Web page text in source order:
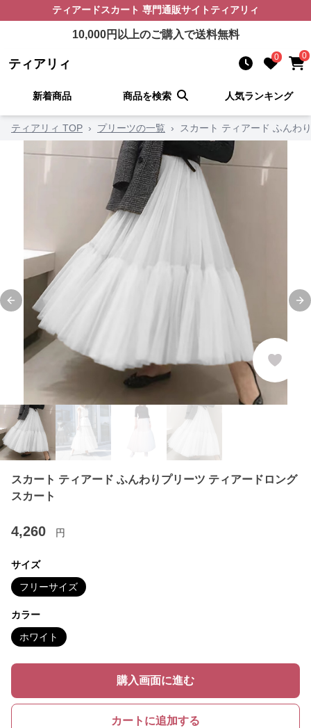
ティアードスカート 専門通販サイト ティアリィ
10,000円以上のご購入で送料無料
ティアリィ 0 0
新着商品 商品を検索 人気ランキング
ティアリィ TOP › プリーツの一覧 › スカート ティアード ふんわ
Previous slide
スカート ティアード ふんわりプリーツ ティアードロング
スカート
4,260 円
サイズ
フリーサイズ
カラー
ホワイト
購入画面に進む
カートに追加する